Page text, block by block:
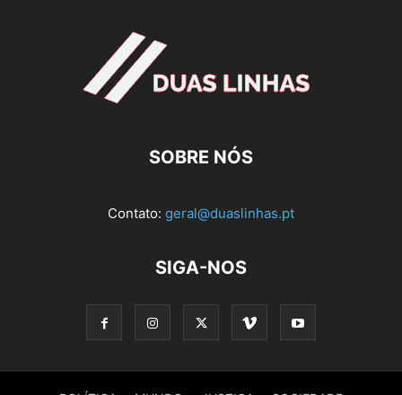
SOBRE NÓS
Contato: geral@duaslinhas.pt
SIGA-NOS